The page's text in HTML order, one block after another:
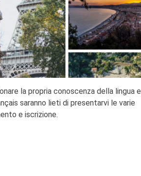
la propria conoscenza della lingua e
saranno lieti di presentarvi le varie
e iscrizione.